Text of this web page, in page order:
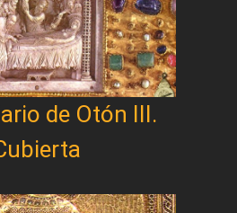
de Otón III.